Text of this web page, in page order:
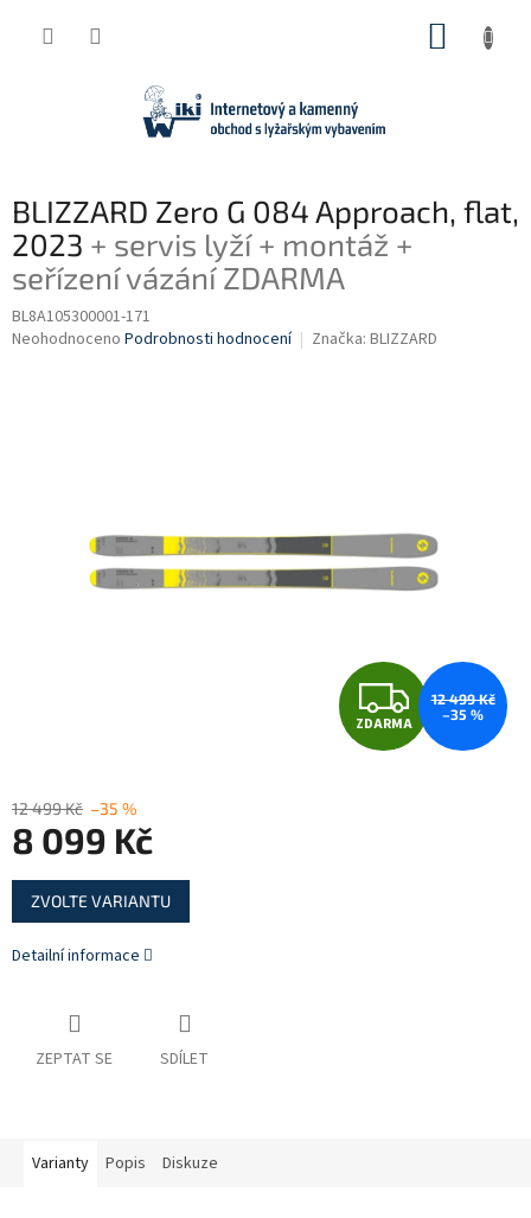
BLIZZARD Zero G 084 Approach, flat,
2023 + servis lyží + montáž +
seřízení vázání ZDARMA
BL8A105300001-171
Průměrné
Neohodnoceno Podrobnosti hodnocení Značka: BLIZZARD
Z
D
ZDARMA
12 499 Kč
–35 %
12 499 Kč –35 %
8 099 Kč
Měrná
cena:
ZVOLTE VARIANTU
Detailní informace
ZEPTAT SE SDÍLET
Varianty Popis Diskuze